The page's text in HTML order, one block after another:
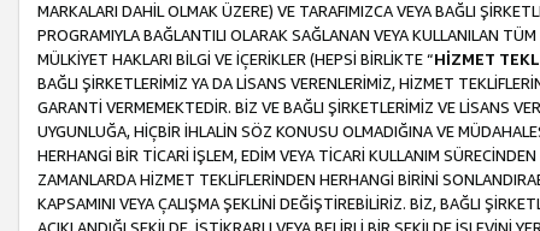
MARKALARI DAHİL OLMAK ÜZERE) VE TARAFIMIZCA VEYA BAĞLI
PROGRAMIYLA BAĞLANTILI OLARAK SAĞLANAN VEYA KULLANILAN
MÜLKİYET HAKLARI BİLGİ VE İÇERİKLER (HEPSİ BİRLİKTE “HİZMET
BAĞLI ŞİRKETLERİMİZ YA DA LİSANS VERENLERİMİZ, HİZMET
GARANTİ VERMEMEKTEDİR. BİZ VE BAĞLI ŞİRKETLERİMİZ VE LİSANS
UYGUNLUĞA, HİÇBİR İHLALİN SÖZ KONUSU OLMADIĞINA VE
HERHANGİ BİR TİCARİ İŞLEM, EDİM VEYA TİCARİ KULLANIM
ZAMANLARDA HİZMET TEKLİFLERİNDEN HERHANGİ BİRİNİ
KAPSAMINI VEYA ÇALIŞMA ŞEKLİNİ DEĞİŞTİREBİLİRİZ. BİZ, BAĞLI